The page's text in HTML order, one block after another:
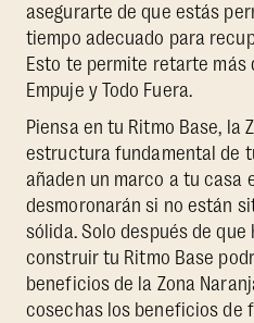
asegurarte de que estás
tiempo adecuado para
Esto te permite retarte más
Empuje y Todo Fuera.
Piensa en tu Ritmo Base, la
estructura fundamental de
añaden un marco a tu casa
desmoronarán si no están
sólida. Solo después de
construir tu Ritmo Base
beneficios de la Zona
cosechas los beneficios de